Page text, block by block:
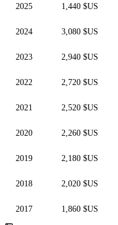
2025 1,440 $US
2024 3,080 $US
2023 2,940 $US
2022 2,720 $US
2021 2,520 $US
2020 2,260 $US
2019 2,180 $US
2018 2,020 $US
2017 1,860 $US